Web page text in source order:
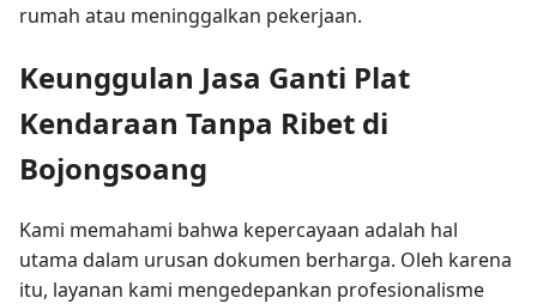
rumah atau meninggalkan pekerjaan.
Keunggulan Jasa Ganti Plat
Kendaraan Tanpa Ribet di
Bojongsoang
Kami memahami bahwa kepercayaan adalah hal
utama dalam urusan dokumen berharga. Oleh karena
itu, layanan kami mengedepankan profesionalisme